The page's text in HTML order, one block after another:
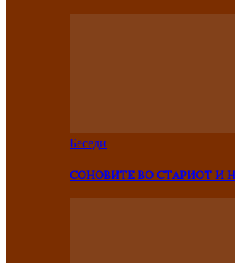
Беседи
СОНОВИТЕ ВО СТАРИОТ И